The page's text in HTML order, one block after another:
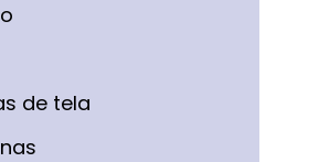
de tela